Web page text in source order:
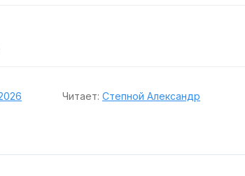
Читает: Степной Александр